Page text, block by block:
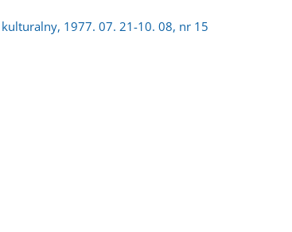
1977. 07. 21-10. 08, nr 15